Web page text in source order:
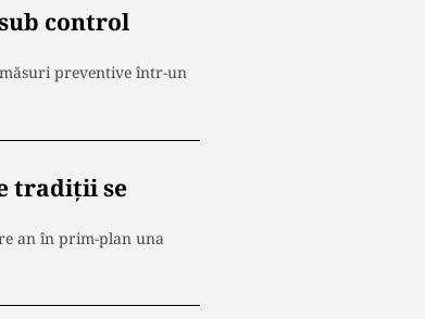
control
preventive într-un
tradiții se
an în prim-plan una